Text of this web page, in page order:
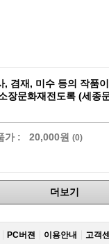
, 겸재, 미수 등의 작품
장문화재전도록 (세종
가 : 20,000원 (0)
더보기
PC버젼 이용안내 고객